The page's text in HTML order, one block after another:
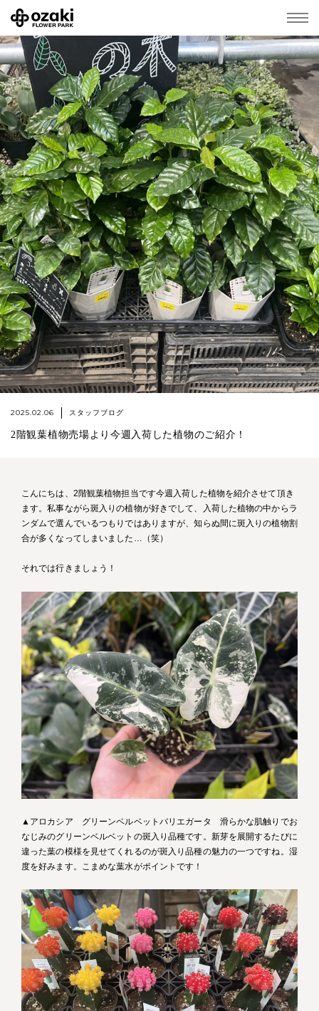
2025.02.06 スタッフブログ
2階観葉植物売場より今週入荷した植物のご紹介！
こんにちは、2階観葉植物担当です今週入荷した植物を紹介させて頂き
ます。私事ながら斑入りの植物が好きでして、入荷した植物の中からラ
ンダムで選んでいるつもりではありますが、知らぬ間に斑入りの植物割
合が多くなってしまいました…（笑）
それでは行きましょう！
▲アロカシア グリーンベルベットバリエガータ 滑らかな肌触りでお
なじみのグリーンベルベットの斑入り品種です。新芽を展開するたびに
違った葉の模様を見せてくれるのが斑入り品種の魅力の一つですね。湿
度を好みます。こまめな葉水がポイントです！